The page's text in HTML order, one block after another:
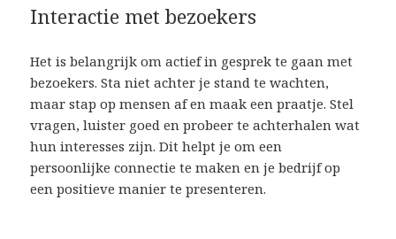
Interactie met bezoekers
Het is belangrijk om actief in gesprek te gaan met
bezoekers. Sta niet achter je stand te wachten,
maar stap op mensen af en maak een praatje. Stel
vragen, luister goed en probeer te achterhalen wat
hun interesses zijn. Dit helpt je om een
persoonlijke connectie te maken en je bedrijf op
een positieve manier te presenteren.